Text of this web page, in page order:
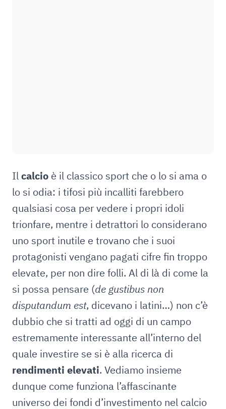
Ilcalcio è il classico sport che o lo si ama o
lo si odia: i tifosi più incalliti farebbero
qualsiasi cosa per vedere i propri idoli
trionfare, mentre i detrattori lo considerano
uno sport inutile e trovano che i suoi
protagonisti vengano pagati cifre fin troppo
elevate, per non dire folli. Al di là di come la
si possa pensare (de gustibus non
disputandum est, dicevano i latini…) non c’è
dubbio che si tratti ad oggi di un campo
estremamente interessante all’interno del
quale investire se si è alla ricerca di
rendimenti elevati. Vediamo insieme
dunque come funziona l’affascinante
universo dei fondi d’investimento nel calcio